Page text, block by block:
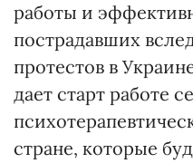
работы и
пострадавших
протестов в
дает старт работе
стране, которые